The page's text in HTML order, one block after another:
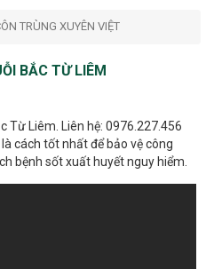
BẮC TỪ LIÊM
cách tốt nhất để bảo vệ công
bệnh sốt xuất huyết nguy hiểm.